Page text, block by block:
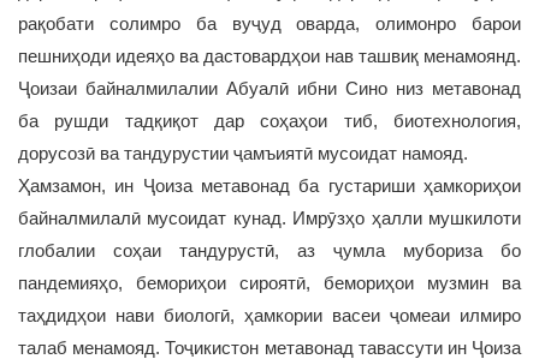
рақобати солимро ба вуҷуд оварда, олимонро барои
пешниҳоди идеяҳо ва дастовардҳои нав ташвиқ менамоянд.
Ҷоизаи байналмилалии Абуалӣ ибни Сино низ метавонад
ба рушди тадқиқот дар соҳаҳои тиб, биотехнология,
дорусозӣ ва тандурустии ҷамъиятӣ мусоидат намояд.
Ҳамзамон, ин Ҷоиза метавонад ба густариши ҳамкориҳои
байналмилалӣ мусоидат кунад. Имрӯзҳо ҳалли мушкилоти
глобалии соҳаи тандурустӣ, аз ҷумла мубориза бо
пандемияҳо, бемориҳои сироятӣ, бемориҳои музмин ва
таҳдидҳои нави биологӣ, ҳамкории васеи ҷомеаи илмиро
талаб менамояд. Тоҷикистон метавонад тавассути ин Ҷоиза